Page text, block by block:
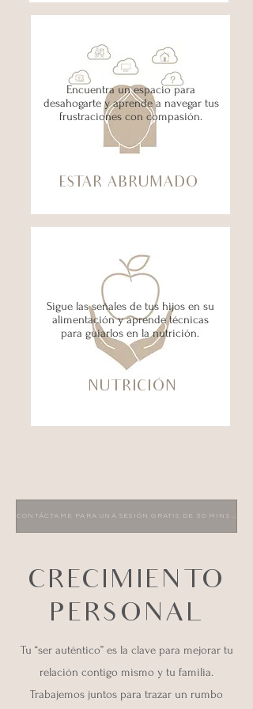
Encuentra un espacio para
desahogarte y aprende a navegar tus
frustraciones con compasión.
ESTAR ABRUMADO
Sigue las señales de tus hijos en su
alimentación y aprende técnicas
para guiarlos en la nutrición.
NUTRICIÓN
CONTÁCTAME PARA UNA SESIÓN GRATIS DE 30 MINS Y DESCUBRE MÁS
CRECIMIENTO
PERSONAL
Tu “ser auténtico” es la clave para mejorar tu
relación contigo mismo y tu familia.
Trabajemos juntos para trazar un rumbo